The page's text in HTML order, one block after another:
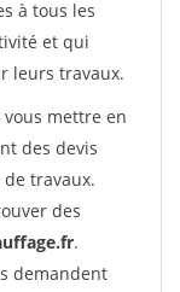
à tous les
et qui
leurs travaux.
mettre en
des devis
travaux.
des
.
demandent